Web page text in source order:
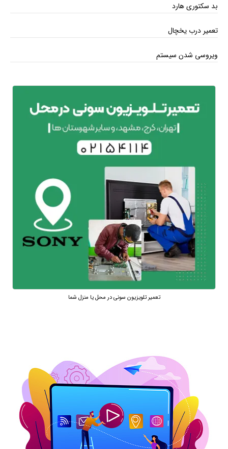
بد سکتوری هارد
تعمیر درب یخچال
ویروسی شدن سیستم
تعمیر تلویزیون سونی در محل یا منزل شما